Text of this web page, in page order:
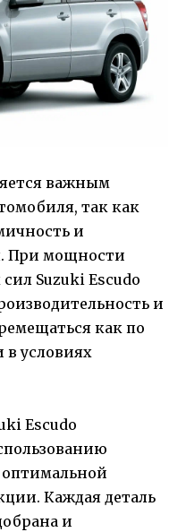
важным
так как
и
При мощности
Suzuki Escudo
и
как по
в условиях
Escudo
Каждая деталь
и